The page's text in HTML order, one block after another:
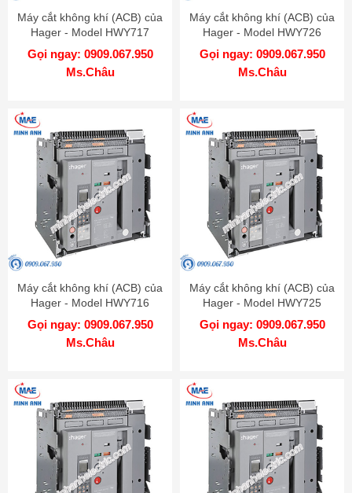
Máy cắt không khí (ACB) của
Hager - Model HWY717
Gọi ngay: 0909.067.950
Ms.Châu
Máy cắt không khí (ACB) của
Hager - Model HWY726
Gọi ngay: 0909.067.950
Ms.Châu
Máy cắt không khí (ACB) của
Hager - Model HWY716
Gọi ngay: 0909.067.950
Ms.Châu
Máy cắt không khí (ACB) của
Hager - Model HWY725
Gọi ngay: 0909.067.950
Ms.Châu